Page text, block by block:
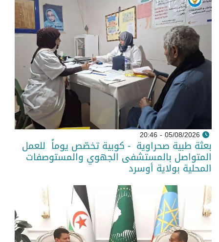
05/08/2026 - 20:46
بعثة طبية صحراوية - كوبية تخصّص يوماً للعمل
المتواصل بالمستشفى الجهوي والمستوصفات
المحلية بولاية أوسرد